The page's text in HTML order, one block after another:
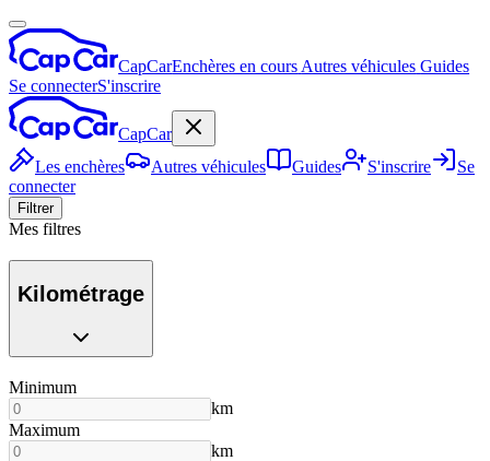
CapCarEnchères en cours Autres véhicules Guides
Se connecterS'inscrire
CapCar
Les enchères
Autres véhicules Guides S'inscrire
Se
connecter
Filtrer
Mes filtres
Kilométrage
Minimum
km
Maximum
km